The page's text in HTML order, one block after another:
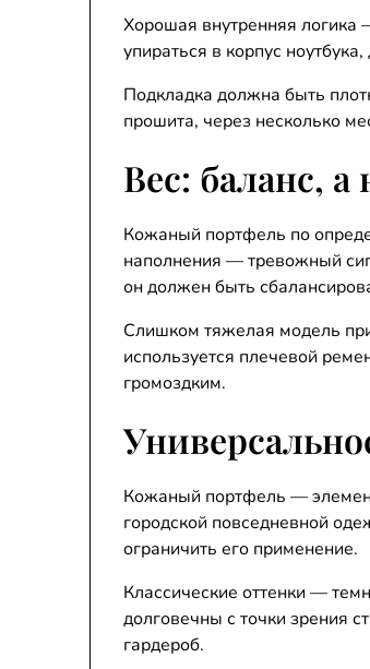
Хорошая внутренняя логика
упираться в корпус
Подкладка должна быть
прошита, через несколько
Вес: баланс,
Кожаный портфель по
наполнения — тревожный
он должен быть
Слишком тяжелая модель
используется плечевой
громоздким.
Кожаный портфель —
городской повседневной
ограничить его применение.
Классические оттенки —
долговечны с точки зрения
гардероб.